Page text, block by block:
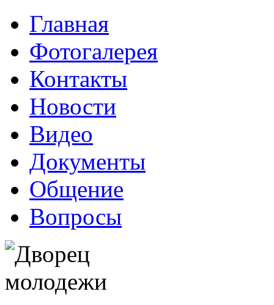
Главная
Фотогалерея
Контакты
Новости
Видео
Документы
Общение
Вопросы